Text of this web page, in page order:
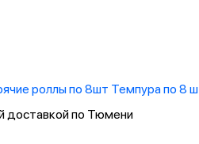
роллы по 8шт Темпура по 8
доставкой по Тюмени